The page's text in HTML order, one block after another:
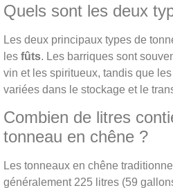
Quels sont les deux
Les deux principaux types de
les fûts. Les barriques sont
vin et les spiritueux, tandis que
variées dans le stockage et le
Combien de litres
tonneau en chêne ?
Les tonneaux en chêne
généralement 225 litres (59